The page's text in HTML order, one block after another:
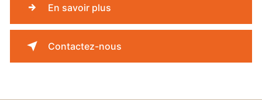
En savoir plus
Contactez-nous